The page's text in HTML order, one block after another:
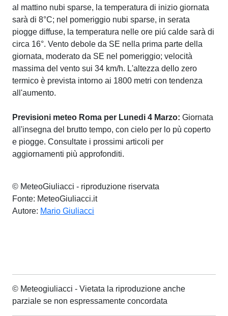
al mattino nubi sparse, la temperatura di inizio giornata
sarà di 8°C; nel pomeriggio nubi sparse, in serata
piogge diffuse, la temperatura nelle ore piú calde sarà di
circa 16°. Vento debole da SE nella prima parte della
giornata, moderato da SE nel pomeriggio; velocità
massima del vento sui 34 km/h. L'altezza dello zero
termico è prevista intorno ai 1800 metri con tendenza
all'aumento.
Previsioni meteo Roma per Lunedi 4 Marzo: Giornata
all'insegna del brutto tempo, con cielo per lo pù coperto
e piogge. Consultate i prossimi articoli per
aggiornamenti più approfonditi.
© MeteoGiuliacci - riproduzione riservata
Fonte: MeteoGiuliacci.it
Autore: Mario Giuliacci
© Meteogiuliacci - Vietata la riproduzione anche
parziale se non espressamente concordata